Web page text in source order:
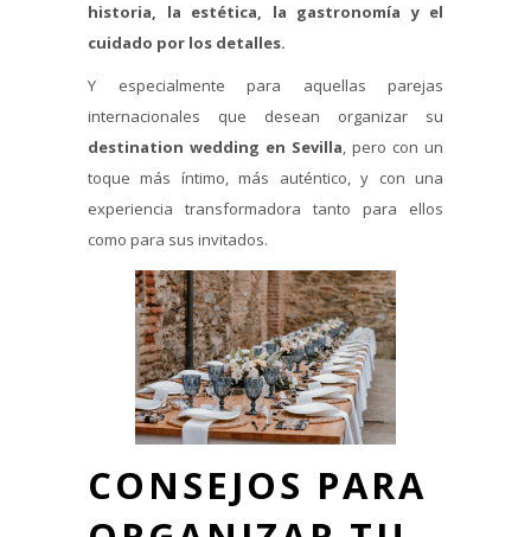
historia, la estética, la gastronomía y el
cuidado por los detalles.
Y especialmente para aquellas parejas
internacionales que desean organizar su
destination wedding en Sevilla, pero con un
toque más íntimo, más auténtico, y con una
experiencia transformadora tanto para ellos
como para sus invitados.
CONSEJOS PARA